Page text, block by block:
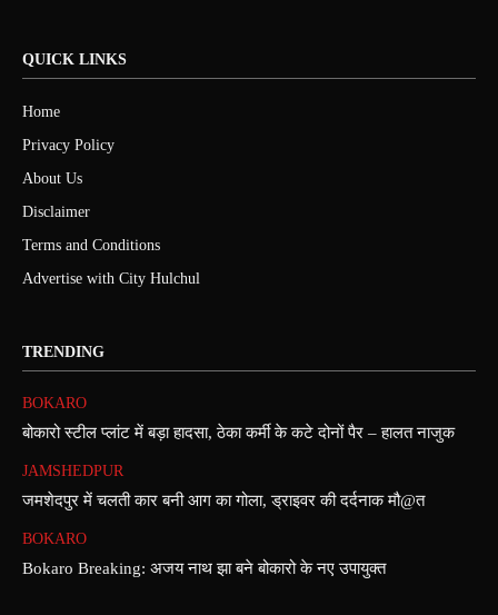
QUICK LINKS
Home
Privacy Policy
About Us
Disclaimer
Terms and Conditions
Advertise with City Hulchul
TRENDING
BOKARO
बोकारो स्टील प्लांट में बड़ा हादसा, ठेका कर्मी के कटे दोनों पैर – हालत नाजुक
JAMSHEDPUR
जमशेदपुर में चलती कार बनी आग का गोला, ड्राइवर की दर्दनाक मौ@त
BOKARO
Bokaro Breaking: अजय नाथ झा बने बोकारो के नए उपायुक्त